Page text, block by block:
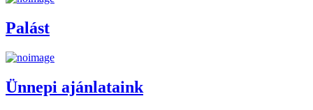
Palást
Ünnepi ajánlataink